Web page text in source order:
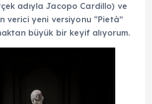
adıyla Jacopo Cardillo) ve
verici yeni versiyonu “Pietà”
büyük bir keyif alıyorum.